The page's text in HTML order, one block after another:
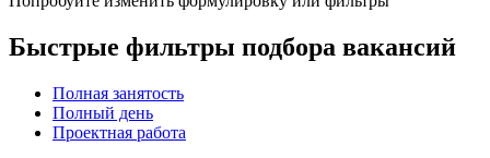
Быстрые фильтры подбора вакансий
Полная занятость
Полный день
Проектная работа